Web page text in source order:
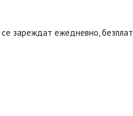
зареждат ежедневно,